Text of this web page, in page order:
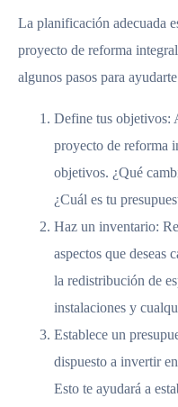
La planificación adecuada
proyecto de reforma
algunos pasos para
Define tus objetivos:
proyecto de reforma
objetivos. ¿Qué
¿Cuál es tu
Haz un inventario:
aspectos que deseas
la redistribución de
instalaciones y
Establece un
dispuesto a invertir
Esto te ayudará a